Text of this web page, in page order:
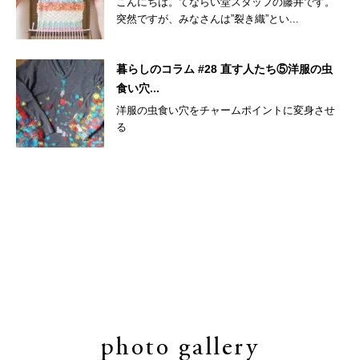
突然ですが、みなさんは”裂き織”とい...
暮らしのコラム #28 直す人たち⑤洋服の虫
食い穴...
洋服の虫食い穴をチャームポイントに変身させ
る
photo gallery